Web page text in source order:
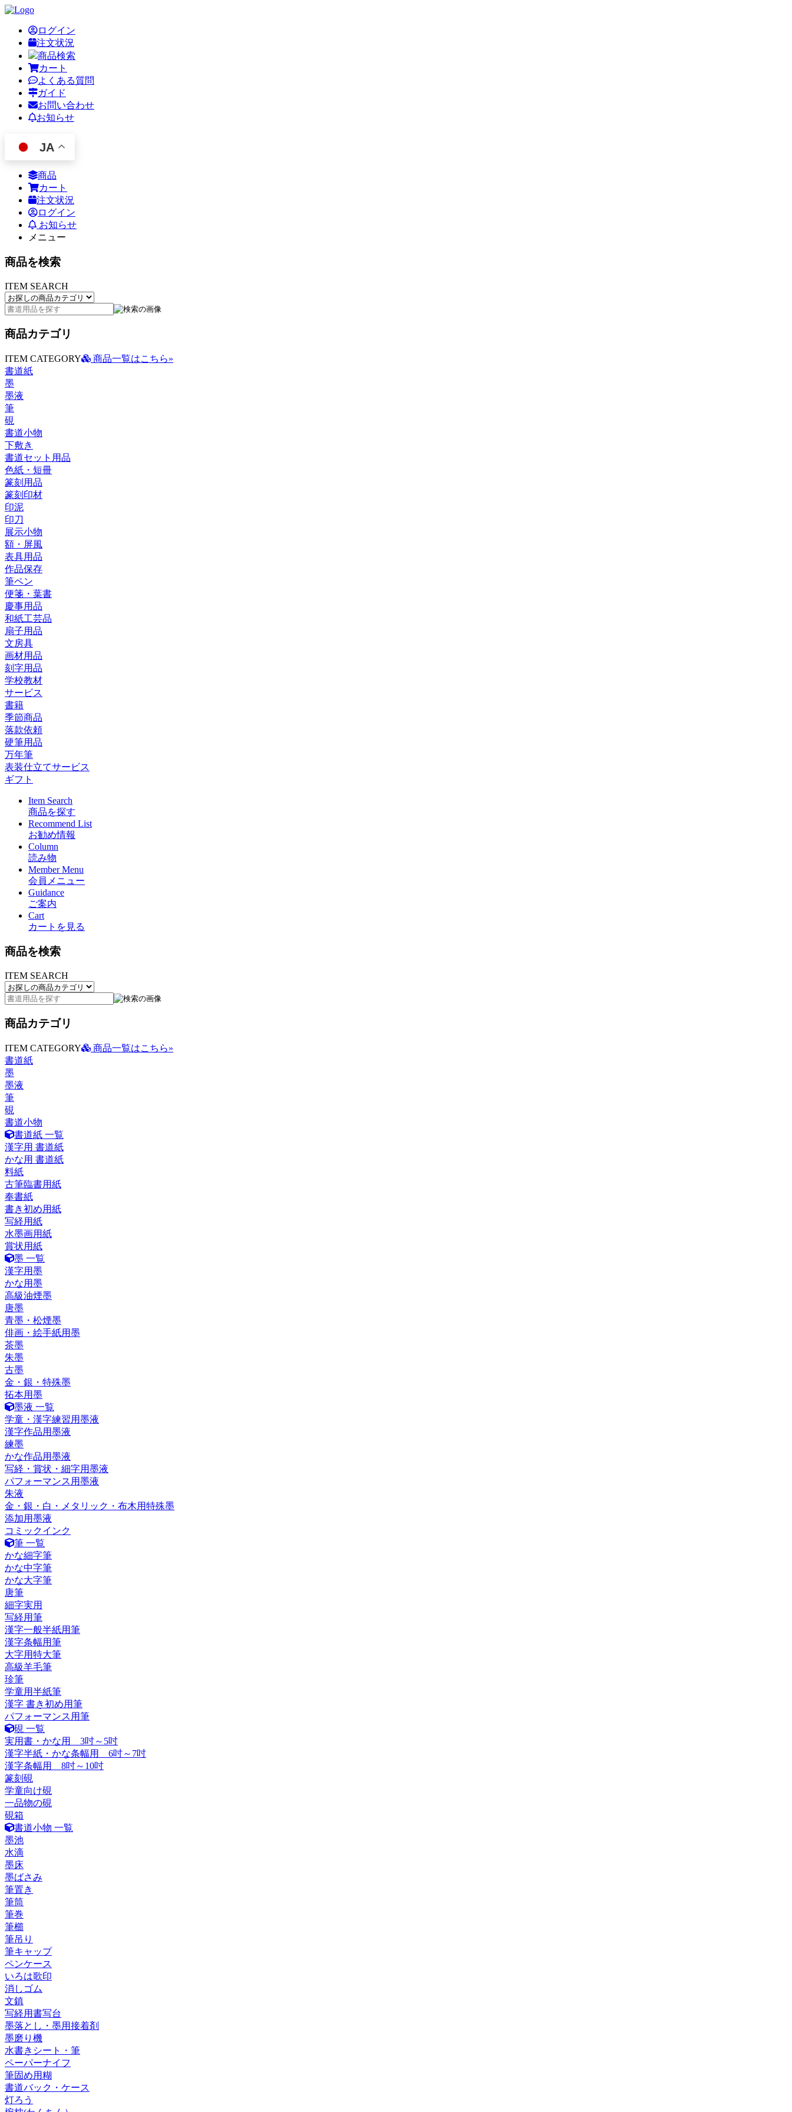
ログイン
注文状況
商品検索
カート
よくある質問
ガイド
お問い合わせ
お知らせ
JA
商品
カート
注文状況
ログイン
お知らせ
メニュー
商品を検索
ITEM SEARCH
商品カテゴリ
ITEM CATEGORY
商品一覧はこちら»
書道紙
墨
墨液
筆
硯
書道小物
下敷き
書道セット用品
色紙・短冊
篆刻用品
篆刻印材
印泥
印刀
展示小物
額・屏風
表具用品
作品保存
筆ペン
便箋・葉書
慶事用品
和紙工芸品
扇子用品
文房具
画材用品
刻字用品
学校教材
サービス
書籍
季節商品
落款依頼
硬筆用品
万年筆
表装仕立てサービス
ギフト
Item Search
商品を探す
Recommend List
お勧め情報
Column
読み物
Member Menu
会員メニュー
Guidance
ご案内
Cart
カートを見る
商品を検索
ITEM SEARCH
商品カテゴリ
ITEM CATEGORY
商品一覧はこちら»
書道紙
墨
墨液
筆
硯
書道小物
書道紙 一覧
漢字用 書道紙
かな用 書道紙
料紙
古筆臨書用紙
奉書紙
書き初め用紙
写経用紙
水墨画用紙
賞状用紙
墨 一覧
漢字用墨
かな用墨
高級油煙墨
唐墨
青墨・松煙墨
俳画・絵手紙用墨
茶墨
朱墨
古墨
金・銀・特殊墨
拓本用墨
墨液 一覧
学童・漢字練習用墨液
漢字作品用墨液
練墨
かな作品用墨液
写経・賞状・細字用墨液
パフォーマンス用墨液
朱液
金・銀・白・メタリック・布木用特殊墨
添加用墨液
コミックインク
筆 一覧
かな細字筆
かな中字筆
かな大字筆
唐筆
細字実用
写経用筆
漢字一般半紙用筆
漢字条幅用筆
大字用特大筆
高級羊毛筆
珍筆
学童用半紙筆
漢字 書き初め用筆
パフォーマンス用筆
硯 一覧
実用書・かな用 3吋～5吋
漢字半紙・かな条幅用 6吋～7吋
漢字条幅用 8吋～10吋
篆刻硯
学童向け硯
一品物の硯
硯箱
書道小物 一覧
墨池
水滴
墨床
墨ばさみ
筆置き
筆筒
筆巻
筆櫛
筆吊り
筆キャップ
ペンケース
いろは歌印
消しゴム
文鎮
写経用書写台
墨落とし・墨用接着剤
墨磨り機
水書きシート・筆
ペーパーナイフ
筆固め用糊
書道バック・ケース
灯ろう